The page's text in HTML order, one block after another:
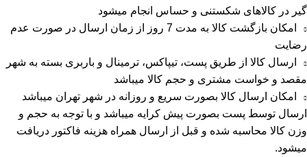
گیر در کالاهای شکستنی و حساس انجام میشود
امکان بازگشت کالا به مدت 7 روز از زمان ارسال در صورت عدم
رضایت
ارسال کالا از طریق پست، تیپاکس، ترمینال و باربری بسته به شهر
مقصد و خواست مشتری و حجم کالا میباشد
امکان ارسال کالا بصورت سریع و روزانه در شهر تهران میباشد
ارسال توسط پست بصورت پیش کرایه میباشد و با توجه به حجم و
وزن کالا محاسبه شده و قبل از ارسال همراه هزینه فاکتور دریافت
میشود.